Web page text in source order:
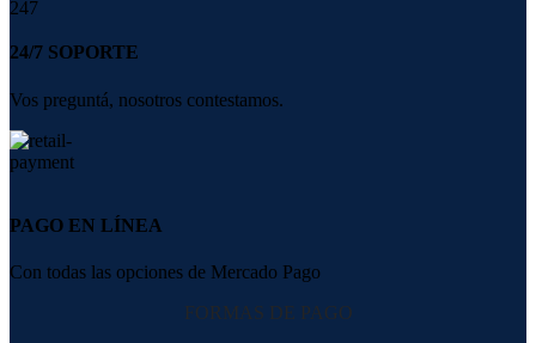
24/7 SOPORTE
Vos preguntá, nosotros contestamos.
PAGO EN LÍNEA
Con todas las opciones de Mercado Pago
FORMAS DE PAGO